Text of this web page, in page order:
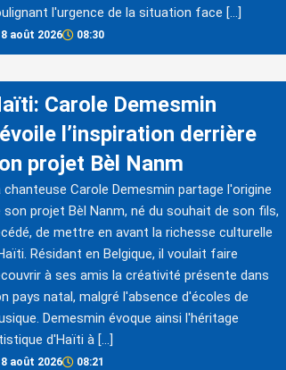
l'urgence de la situation face […]
8 août 2026 08:30
Carole Demesmin
l’inspiration derrière
projet Bèl Nanm
chanteuse Carole Demesmin partage l'origine
son projet Bèl Nanm, né du souhait de son fils,
de mettre en avant la richesse culturelle
Résidant en Belgique, il voulait faire
à ses amis la créativité présente dans
pays natal, malgré l'absence d'écoles de
Demesmin évoque ainsi l'héritage
d'Haïti à […]
8 août 2026 08:21